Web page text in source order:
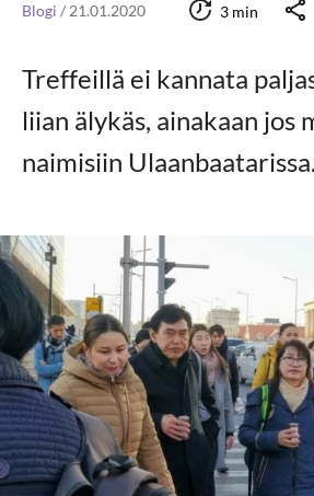
Blogi / 21.01.2020 3 min
Treffeillä ei kannata
liian älykäs, ainakaan jos
naimisiin Ulaanbaatarissa.